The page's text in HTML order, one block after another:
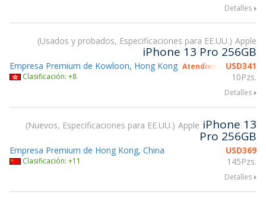
Detalles
Usados y probados, Especificaciones para EE.UU. Apple
iPhone 13 Pro 256GB
USD341
10Pzs.
Empresa Premium de Kowloon, Hong Kong Atendiendo gsmX
Clasificación: +8
Detalles
Nuevos, Especificaciones para EE.UU. Apple iPhone 13
Pro 256GB
USD369
145Pzs.
Empresa Premium de Hong Kong, China
Clasificación: +11
Detalles